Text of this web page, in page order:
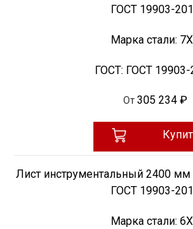
ГОСТ 19903-
Марка стали:
ГОСТ: ГОСТ 19903-
От 305 234 ₽
Лист инструментальный 2400 мм
ГОСТ 19903-
Марка стали: